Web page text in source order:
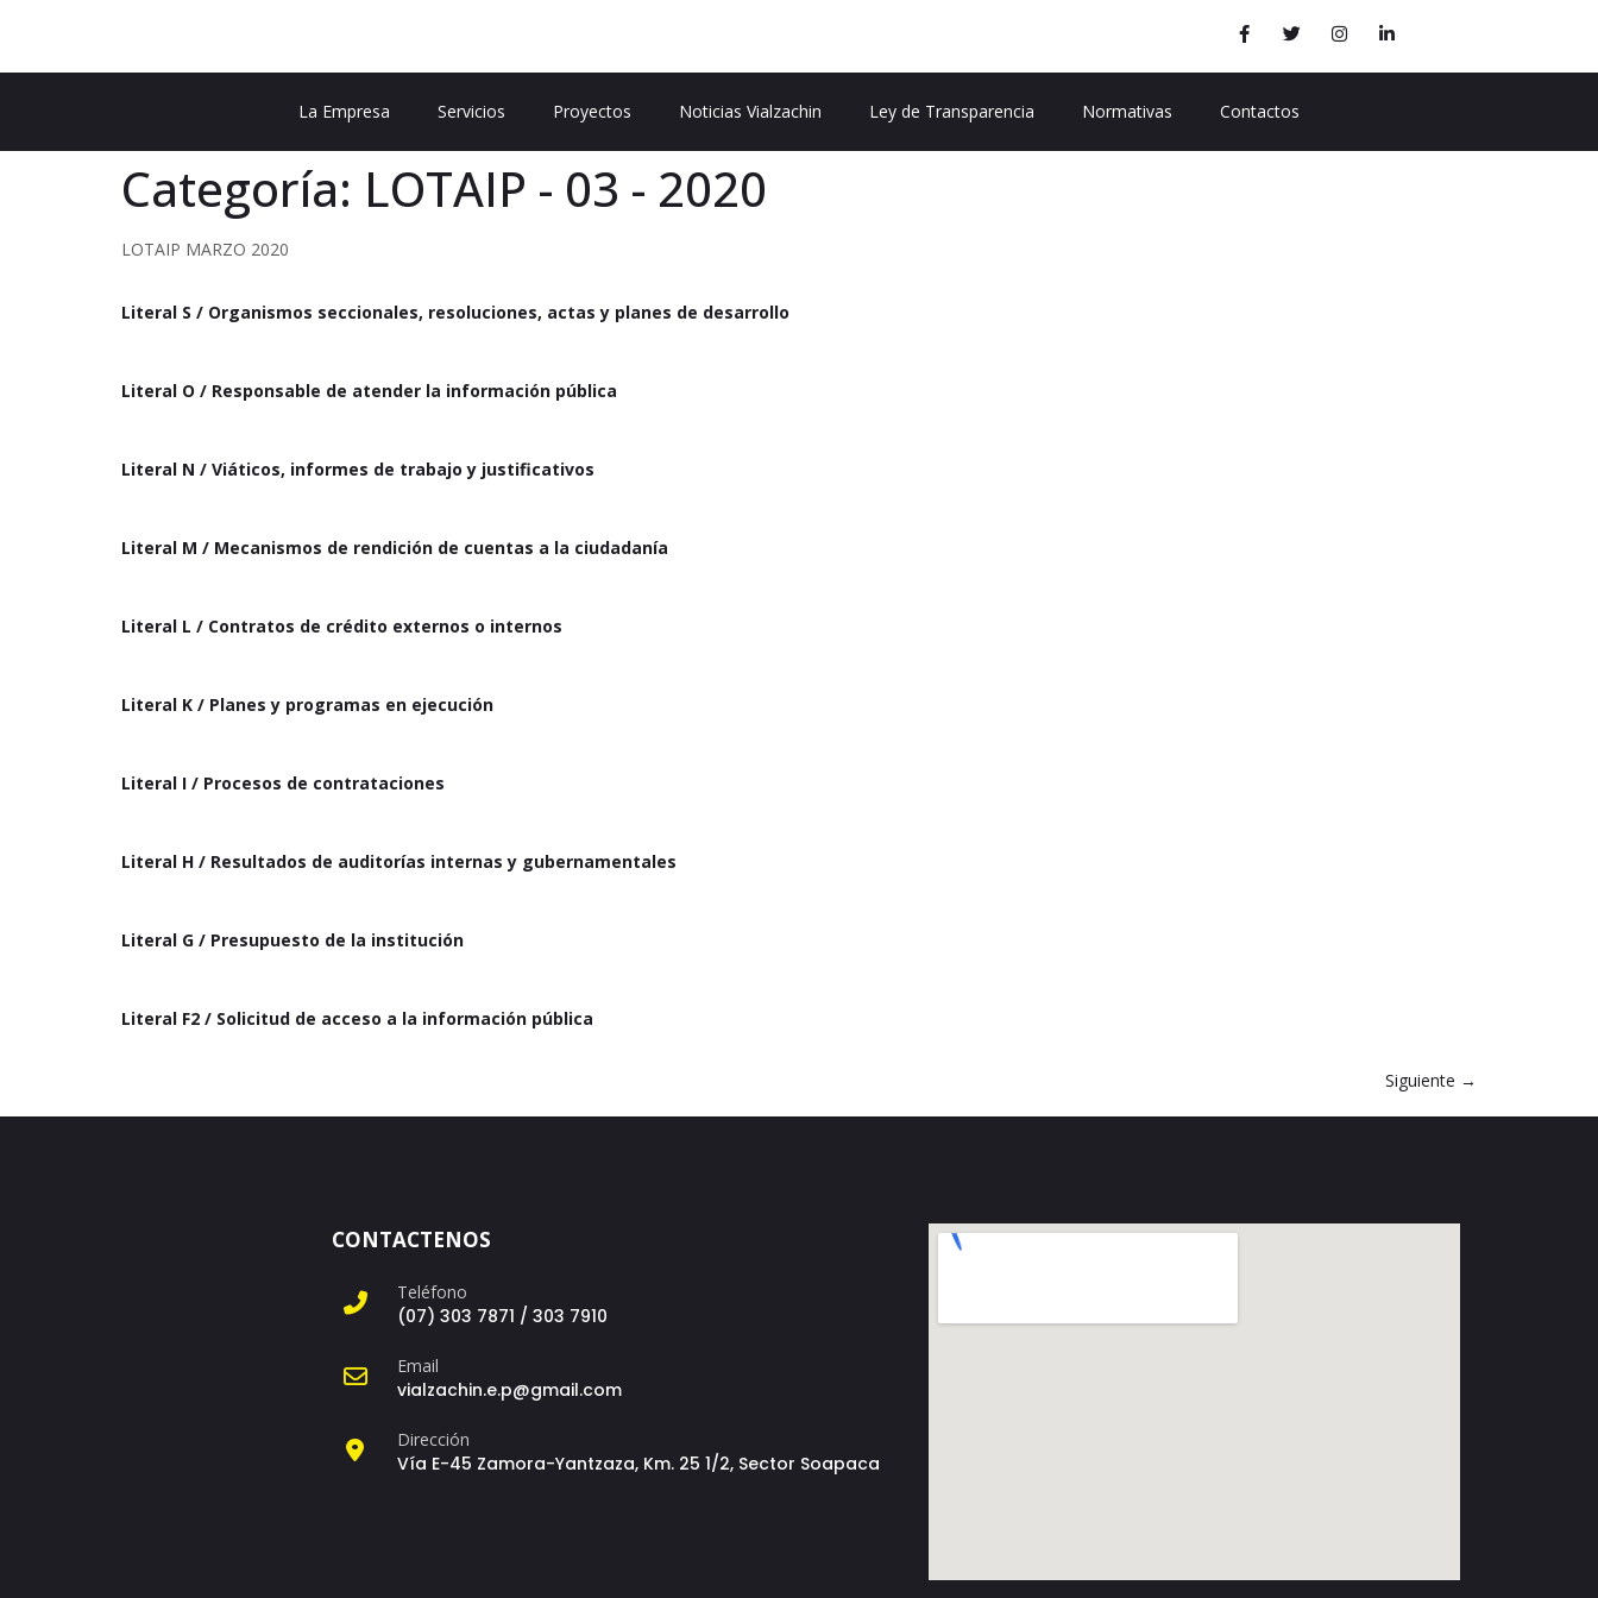
La Empresa Servicios Proyectos Noticias Vialzachin Ley de Transparencia Normativas Contactos
Categoría: LOTAIP - 03 - 2020
LOTAIP MARZO 2020
Literal S / Organismos seccionales, resoluciones, actas y planes de desarrollo
Literal O / Responsable de atender la información pública
Literal N / Viáticos, informes de trabajo y justificativos
Literal M / Mecanismos de rendición de cuentas a la ciudadanía
Literal L / Contratos de crédito externos o internos
Literal K / Planes y programas en ejecución
Literal I / Procesos de contrataciones
Literal H / Resultados de auditorías internas y gubernamentales
Literal G / Presupuesto de la institución
Literal F2 / Solicitud de acceso a la información pública
Siguiente →
CONTACTENOS
Teléfono
(07) 303 7871 / 303 7910
Email
vialzachin.e.p@gmail.com
Dirección
Vía E-45 Zamora-Yantzaza, Km. 25 1/2, Sector Soapaca